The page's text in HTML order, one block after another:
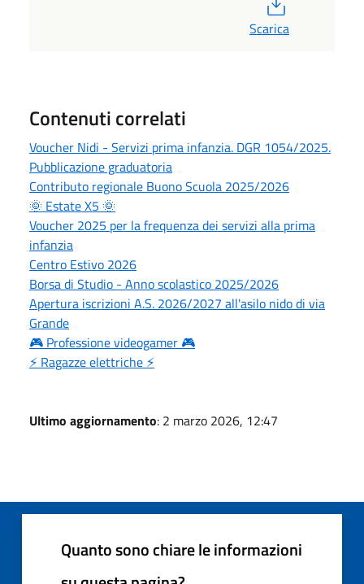
Scarica
Contenuti correlati
Voucher Nidi - Servizi prima infanzia. DGR 1054/2025.
Pubblicazione graduatoria
Contributo regionale Buono Scuola 2025/2026
🌞 Estate X5 🌞
Voucher 2025 per la frequenza dei servizi alla prima
infanzia
Centro Estivo 2026
Borsa di Studio - Anno scolastico 2025/2026
Apertura iscrizioni A.S. 2026/2027 all'asilo nido di via
Grande
🎮 Professione videogamer 🎮
⚡ Ragazze elettriche ⚡
Ultimo aggiornamento: 2 marzo 2026, 12:47
Quanto sono chiare le informazioni